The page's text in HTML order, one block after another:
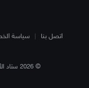
اتصل بنا سياسة
© 2026 ستاد الأهلي